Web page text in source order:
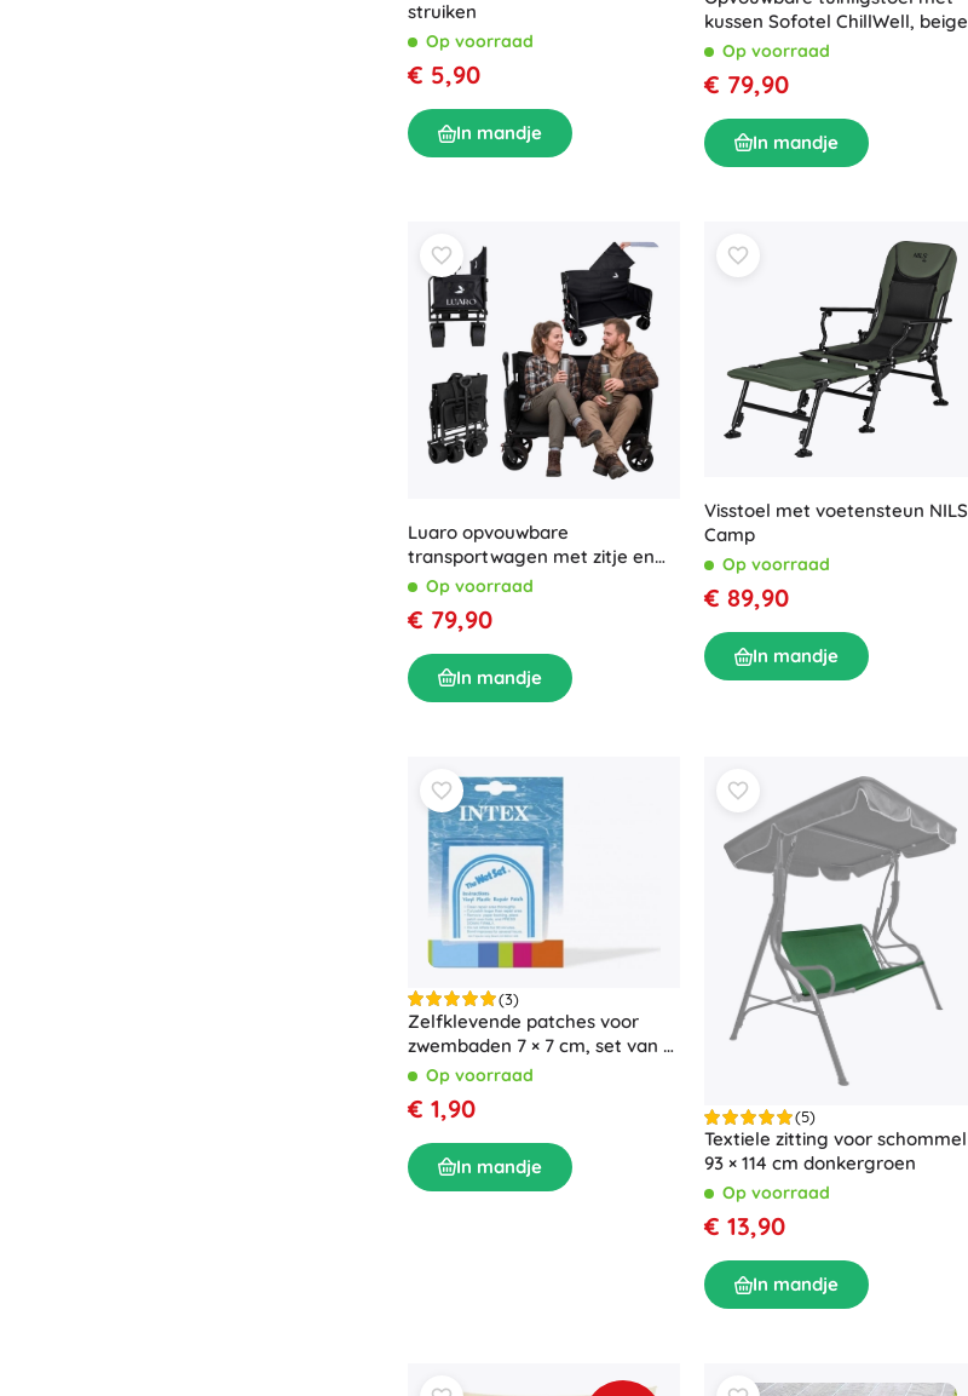
struiken
Op voorraad
€ 5,90
In mandje
kussen Sofotel ChillWell, beige
Op voorraad
€ 79,90
In mandje
Luaro opvouwbare
transportwagen met zitje en
rugleuning
Op voorraad
€ 79,90
In mandje
Visstoel met voetensteun NILS
Camp
Op voorraad
€ 89,90
In mandje
(3)
Zelfklevende patches voor
zwembaden 7 × 7 cm, set van 6
stuks
Op voorraad
€ 1,90
In mandje
(5)
Textiele zitting voor schommel
93 × 114 cm donkergroen
Op voorraad
€ 13,90
In mandje